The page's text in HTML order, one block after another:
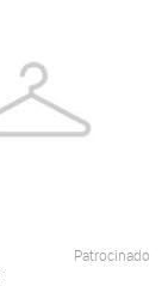
Patrocinado